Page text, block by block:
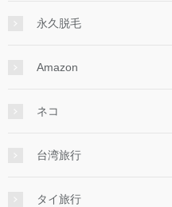
永久脱毛
Amazon
ネコ
台湾旅行
タイ旅行